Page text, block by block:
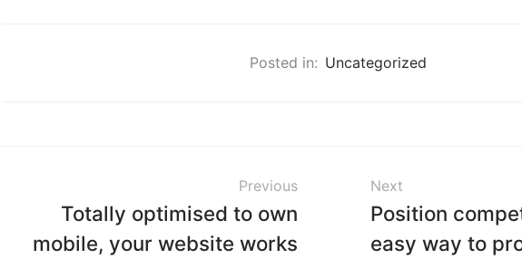
Posted in: Uncategorized
Previous
Totally optimised to own
mobile, your website works
Next
Position
easy way to